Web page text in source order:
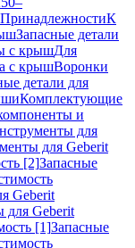
К
Запасные детали
с крышДля
с крышВоронки
детали для
Комплектующие
и
для
для Geberit
[2]Запасные
Geberit
для Geberit
[1]Запасные